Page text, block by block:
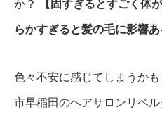
か？
【固すぎるとすごく体
らかすぎると髪の毛に影響あ
色々不安に感じてしまうか
市早稲田のヘアサロンリベ